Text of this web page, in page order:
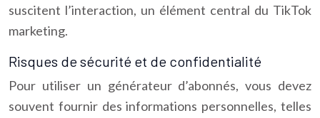
suscitent l’interaction, un élément central du TikTok
marketing.
Risques de sécurité et de confidentialité
Pour utiliser un générateur d’abonnés, vous devez
souvent fournir des informations personnelles, telles